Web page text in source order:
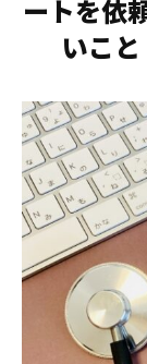
ートを依
いこと